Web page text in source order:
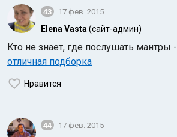
43 17 фев. 2015
Elena Vasta (сайт-админ)
Кто не знает, где послушать мантры -
отличная подборка
Нравится
44 17 фев. 2015